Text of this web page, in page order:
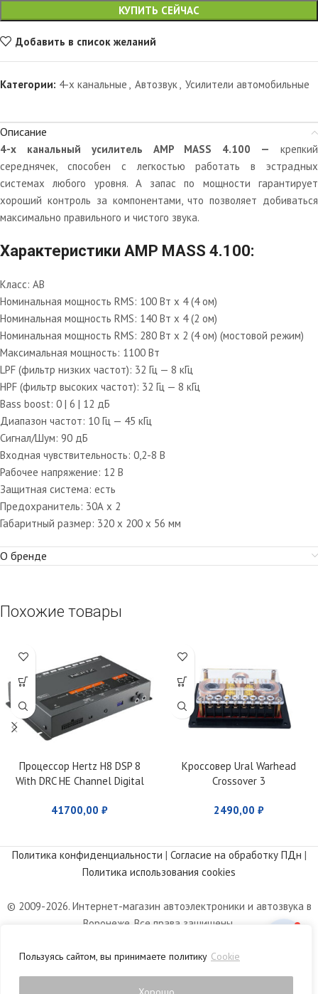
Пользуясь сайтом, вы принимаете политику Cookie
КУПИТЬ СЕЙЧАС
Добавить в список желаний
Категории: 4-х канальные , Автозвук, Усилители автомобильные
Описание
4-х канальный усилитель AMP MASS 4.100 —
крепкий
середнячек, способен с легкостью работать в эстрадных
системах любого уровня. А запас по мощности гарантирует
хороший контроль за компонентами, что позволяет добиваться
максимально правильного и чистого звука.
Характеристики AMP MASS 4.100:
Класс: AB
Номинальная мощность RMS: 100 Вт х 4 (4 ом)
Номинальная мощность RMS: 140 Вт х 4 (2 ом)
Номинальная мощность RMS: 280 Вт х 2 (4 ом) (мостовой режим)
Максимальная мощность: 1100 Вт
LPF (фильтр низких частот): 32 Гц — 8 кГц
HPF (фильтр высоких частот): 32 Гц — 8 кГц
Bass boost: 0 | 6 | 12 дБ
Диапазон частот: 10 Гц — 45 кГц
Сигнал/Шум: 90 дБ
Входная чувствительность: 0,2-8 В
Рабочее напряжение: 12 В
Защитная система: есть
Предохранитель: 30А х 2
Габаритный размер: 320 х 200 х 56 мм
О бренде
Похожие товары
Процессор Hertz H8 DSP 8
With DRC HE Channel Digital
41700,00 ₽
Кроссовер Ural Warhead
Crossover 3
2490,00 ₽
Политика конфиденциальности | Согласие на обработку ПДн |
Политика использования cookies
© 2009-2026. Интернет-магазин автоэлектроники и автозвука в
Воронеже. Все права защищены.
характер и не является публичной офертой, определяемой
положениями статьи 437 Гражданского кодекса РФ.